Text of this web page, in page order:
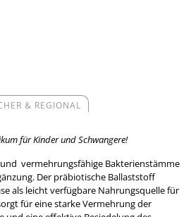
& REGIONAL
für Kinder und Schwangere!
vermehrungsfähige Bakterienstämme
Der präbiotische Ballaststoff
als leicht verfügbare Nahrungsquelle für
für eine starke Vermehrung der